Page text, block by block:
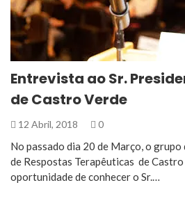
Entrevista ao Sr.
de Castro Verde
12 Abril, 2018 0
No passado dia 20 de Março, o
de Respostas Terapêuticas de Castro
oportunidade de conhecer o Sr.…